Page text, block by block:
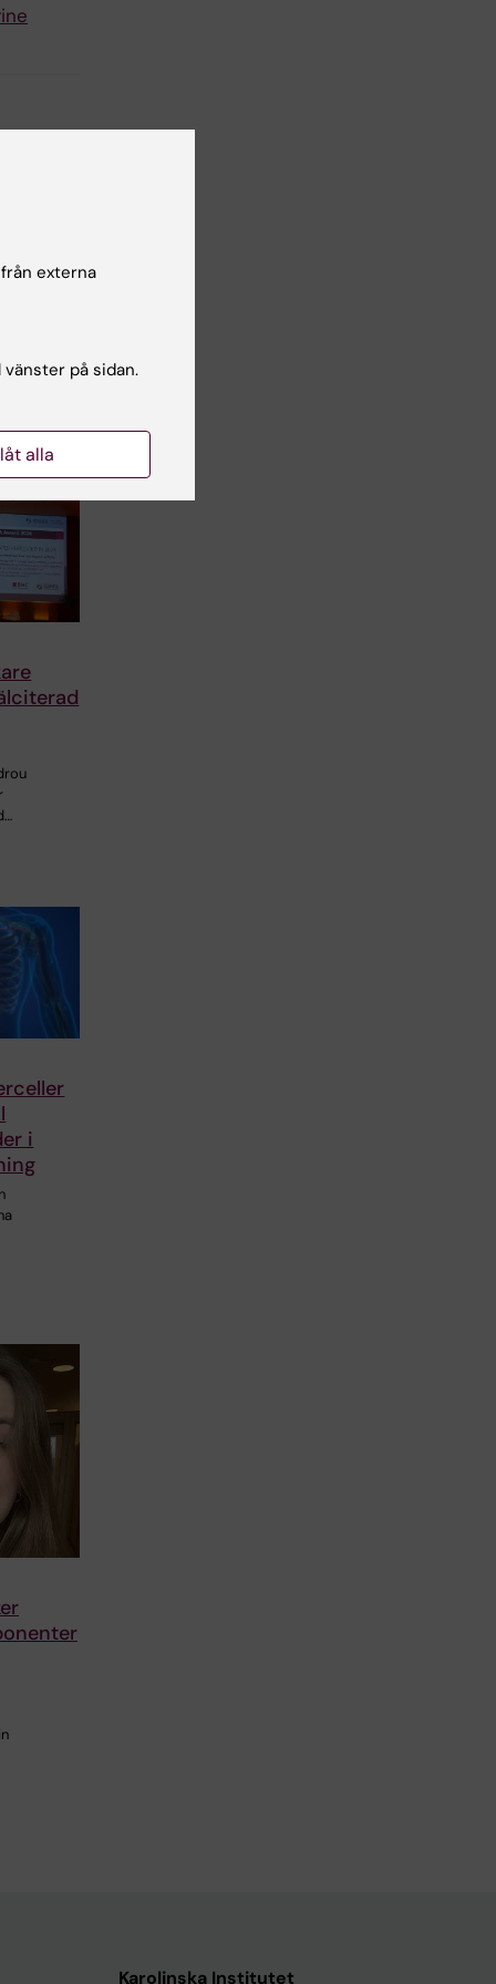
user
i
Karolinska Institutet
externa
på sidan.
alla